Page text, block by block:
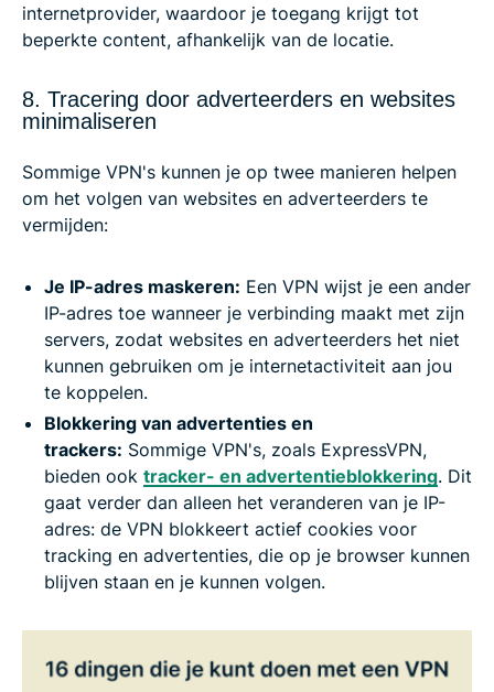
internetprovider, waardoor je toegang krijgt tot
beperkte content, afhankelijk van de locatie.
8. Tracering door adverteerders en websites
minimaliseren
Sommige VPN's kunnen je op twee manieren helpen
om het volgen van websites en adverteerders te
vermijden:
Je IP-adres maskeren: Een VPN wijst je een ander
IP-adres toe wanneer je verbinding maakt met zijn
servers, zodat websites en adverteerders het niet
kunnen gebruiken om je internetactiviteit aan jou
te koppelen.
Blokkering van advertenties en
trackers: Sommige VPN's, zoals ExpressVPN,
bieden ook tracker- en advertentieblokkering. Dit
gaat verder dan alleen het veranderen van je IP-
adres: de VPN blokkeert actief cookies voor
tracking en advertenties, die op je browser kunnen
blijven staan en je kunnen volgen.